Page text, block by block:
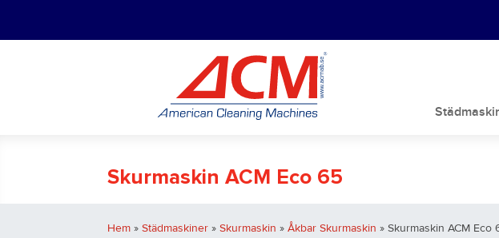
Skurmaskin ACM Eco 65
Hem »Städmaskiner »Skurmaskin »Åkbar Skurmaskin » Skurmaskin ACM Eco